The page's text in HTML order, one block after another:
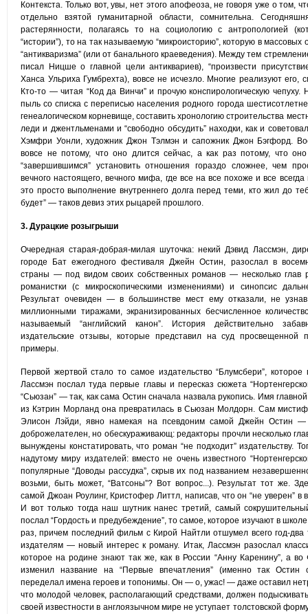
Контекста. Только вот, увы, нет этого апофеоза, не говоря уже о том,
отдельно взятой гуманитарной области, сомнительна.
растерянности, полагаясь то на социологию с антропологией
“истории”), то на так называемую “микроисторию”, которую в
“антикваризма” (или от банального краеведения). Между тем
писал Ницше о главной цели антиквариев), “произвести
Ханса Ульриха Гумбрехта), вовсе не исчезло. Многие реализуют его,
Кто-то — читая “Код да Винчи” и прочую конспирологическую
пыль со списка с переписью населения родного города
генеалогическом корневище, составить хронологию строительства
леди и джентльменами и “свободно обсудить” находки, как и
Хэмфри Уонли, художник Джон Тэлмэн и сапожник Джон Бэгфорд.
вовсе не потому, что оно длится сейчас, а как раз потому, что
“завершившимся” установить отношения гораздо сложнее, чем
вечного настоящего, вечного мифа, где все на все похоже и все
это просто выполнение внутреннего долга перед теми, кто жил до
будет” — таков девиз этих рыцарей прошлого.
3. Дурацкие розыгрыши
Очередная старая-добрая-милая шуточка: некий Дэвид Лассмэн,
городе Бат ежегодного фестиваля Джейн Остин, разослал в
страны — под видом своих собственных романов — несколько глав
романистки (с микроскопическими изменениями) и синопсис
Результат очевиден — в большинстве мест ему отказали, не узнав
миллионными тиражами, экранизированных бесчисленное
называемый “английский канон”. История действительно
издательские отзывы, которые представил на суд просвещенной
примеры.
Первой жертвой стало то самое издательство “Блумсбери”,
Лассмэн послал туда первые главы и пересказ сюжета
“Сьюзан” — так, как сама Остин сначала назвала рукопись. Имя
из Кэтрин Морланд она превратилась в Сьюзан Молдорн. Сам
Элисон Лэйди, явно намекая на псевдоним самой Джейн Остин —
доброжелателен, но обескураживающ: редакторы прочли несколько
вынуждены констатировать, что роман “не подходит” издательству.
надутому миру издателей: вместо не очень известного
популярные “Доводы рассудка”, скрыв их под названием
возьми, быть может, “Ватсоны”? Вот вопрос...). Результат тот же.
самой Джоан Роулинг, Кристофер Литтл, написав, что он “не уверен” в
И вот только тогда наш шутник нанес третий, самый
послал “Гордость и предубеждение”, то самое, которое изучают в
раз, причем последний фильм с Кирой Найтли отшумел всего год-
издателям — новый интерес к роману. Итак, Лассмэн разослал
которое на родине знают так же, как в России “Анну Каренину”, а
изменил название на “Первые впечатления” (именно так Остин
переделал имена героев и топонимы. Он — о, ужас! — даже оставил
что молодой человек, располагающий средствами, должен
своей известности в англоязычном мире не уступает толстовской